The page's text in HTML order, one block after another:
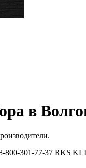
в
800-301-77-37 RKS